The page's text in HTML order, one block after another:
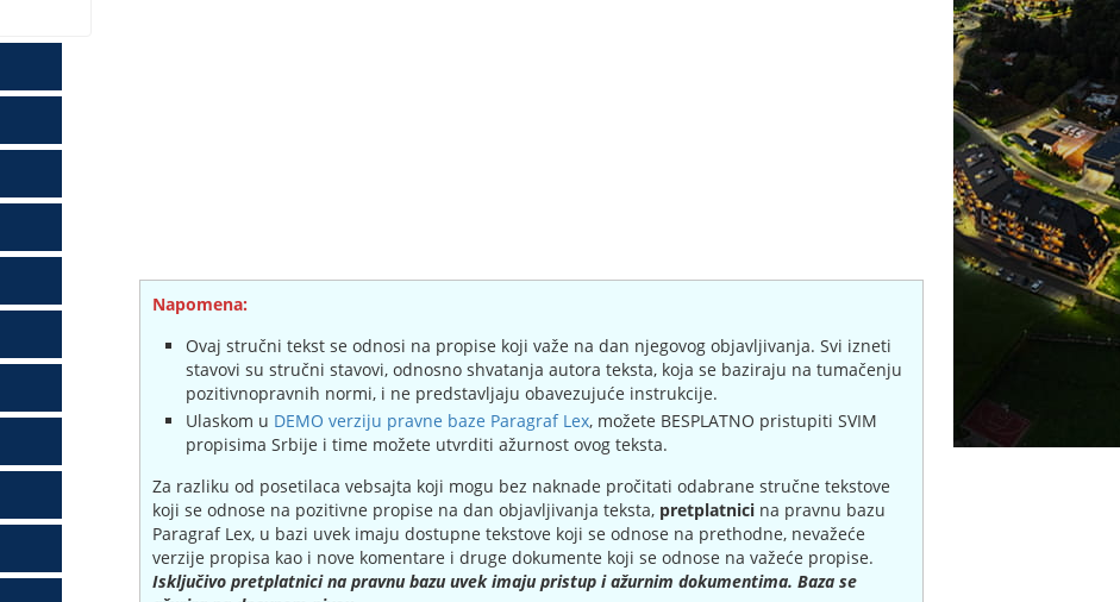
Napomena:
Ovaj stručni tekst se odnosi na propise koji važe na dan njegovog objavljivanja. Svi izneti
stavovi su stručni stavovi, odnosno shvatanja autora teksta, koja se baziraju na tumačenju
pozitivnopravnih normi, i ne predstavljaju obavezujuće instrukcije.
Ulaskom u DEMO verziju pravne baze Paragraf Lex, možete BESPLATNO pristupiti SVIM
propisima Srbije i time možete utvrditi ažurnost ovog teksta.
Za razliku od posetilaca vebsajta koji mogu bez naknade pročitati odabrane stručne tekstove
koji se odnose na pozitivne propise na dan objavljivanja teksta, pretplatnicina pravnu bazu
Paragraf Lex, u bazi uvek imaju dostupne tekstove koji se odnose na prethodne, nevažeće
verzije propisa kao i nove komentare i druge dokumente koji se odnose na važeće propise.
Isključivo pretplatnici na pravnu bazu uvek imaju pristup i ažurnim dokumentima. Baza se